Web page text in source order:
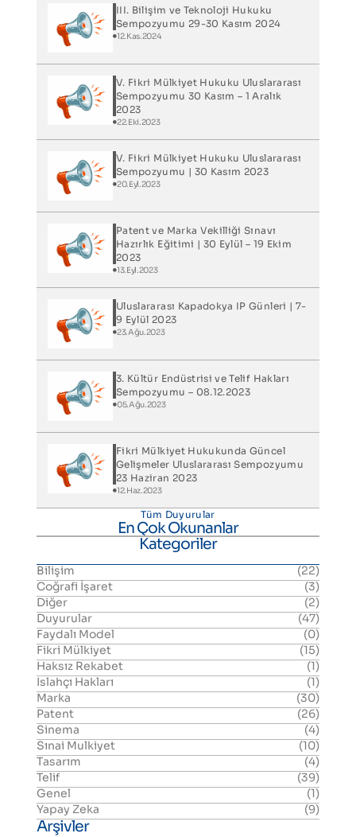
III. Bilişim ve Teknoloji Hukuku
Sempozyumu 29-30 Kasım 2024
12.Kas.2024
V. Fikri Mülkiyet Hukuku Uluslararası
Sempozyumu 30 Kasım – 1 Aralık
2023
22.Eki.2023
V. Fikri Mülkiyet Hukuku Uluslararası
Sempozyumu | 30 Kasım 2023
20.Eyl.2023
Patent ve Marka Vekilliği Sınavı
Hazırlık Eğitimi | 30 Eylül – 19 Ekim
2023
13.Eyl.2023
Uluslararası Kapadokya IP Günleri​ | 7-
9 Eylül 2023
23.Ağu.2023
3. Kültür Endüstrisi ve Telif Hakları
Sempozyumu – 08.12.2023
05.Ağu.2023
Fikri Mülkiyet Hukukunda Güncel
Gelişmeler Uluslararası Sempozyumu
23 Haziran 2023
12.Haz.2023
Tüm Duyurular
En Çok Okunanlar
Kategoriler
Bilişim
(22)
Coğrafi İşaret
(3)
Diğer
(2)
Duyurular
(47)
Faydalı Model
(0)
Fikri Mülkiyet
(15)
Haksız Rekabet
(1)
Islahçı Hakları
(1)
Marka
(30)
Patent
(26)
Sinema
(4)
Sınai Mulkiyet
(10)
Tasarım
(4)
Telif
(39)
Genel
(1)
Yapay Zeka
(9)
Arşivler